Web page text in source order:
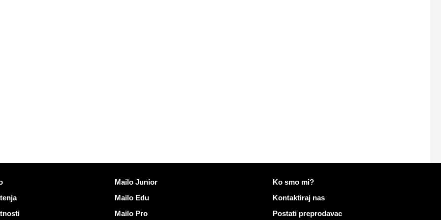
Otkrijte Mailo
Mailo Junior
Mailo Edu
Mailo Pro
Više informacija o Mailo
Ko smo mi?
Kontaktiraj nas
Postati preprodavac